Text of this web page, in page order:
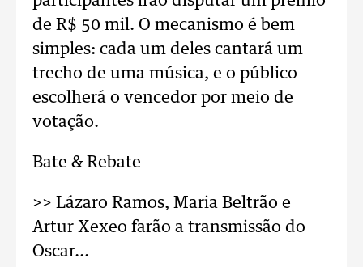
de R$ 50 mil. O mecanismo é bem
simples: cada um deles cantará um
trecho de uma música, e o público
escolherá o vencedor por meio de
votação.
Bate & Rebate
>> Lázaro Ramos, Maria Beltrão e
Artur Xexeo farão a transmissão do
Oscar...